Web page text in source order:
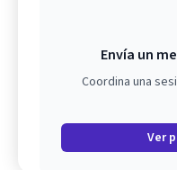
Envía un
Coordina una
Ver